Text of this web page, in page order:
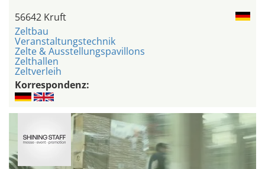
56642 Kruft
Zeltbau
Veranstaltungstechnik
Zelte & Ausstellungspavillons
Zelthallen
Zeltverleih
Korrespondenz: